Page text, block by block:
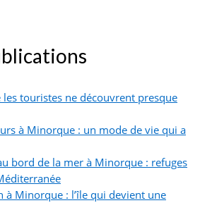
touristes ne découvrent presque
à Minorque : un mode de vie qui a
bord de la mer à Minorque : refuges
à Minorque : l’île qui devient une